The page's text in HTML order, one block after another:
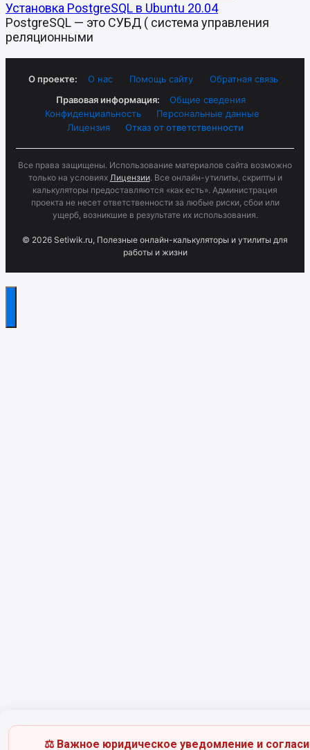
Установка PostgreSQL в Ubuntu 20.04
PostgreSQL — это СУБД ( система управления
реляционными
О проекте: О нас Помощь сайту
Обратная связь
Правовая информация:
Общие сведения
Конфиденциальность
Персональные данные
Лицензия
Отказ от ответственности
Все права защищены. Использование материалов сайта возможно
только на условиях Лицензии. Все онлайн-утилиты, скрипты и
калькуляторы предоставляются «как есть». Администрация
проекта не несет ответственности за любые риски, сбои или
ущерб, возникшие в результате их использования.
© 2026 Setiwik.ru, Полезные онлайн-калькуляторы и утилиты для
работы и жизни
⚖️ Важное юридическое уведомление и